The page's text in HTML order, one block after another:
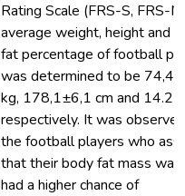
Rating Scale (FRS-S, FRS-
average weight, height and
fat percentage of football
was determined to be
kg, 178,1±6,1 cm and 14.2
respectively. It was
the football players who
that their body fat mass was
had a higher chance of